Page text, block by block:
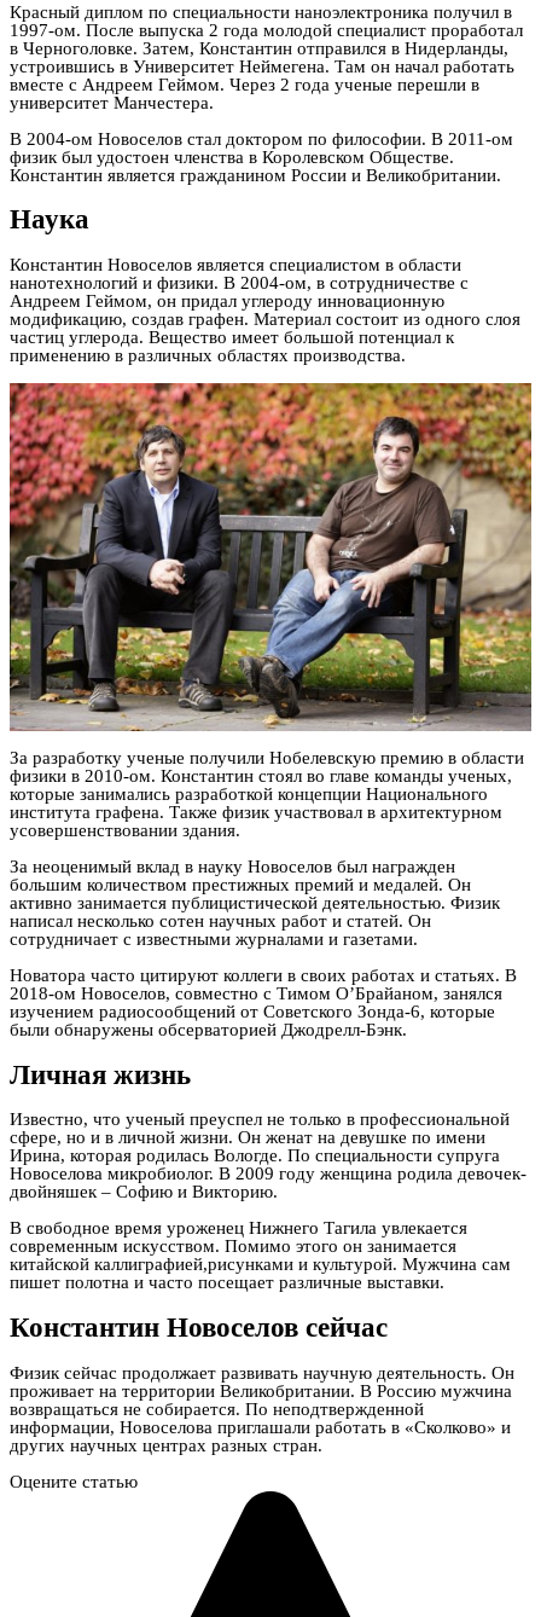
Красный диплом по специальности наноэлектроника получил в
1997-ом. После выпуска 2 года молодой специалист проработал
в Черноголовке. Затем, Константин отправился в Нидерланды,
устроившись в Университет Неймегена. Там он начал работать
вместе с Андреем Геймом. Через 2 года ученые перешли в
университет Манчестера.
В 2004-ом Новоселов стал доктором по философии. В 2011-ом
физик был удостоен членства в Королевском Обществе.
Константин является гражданином России и Великобритании.
Наука
Константин Новоселов является специалистом в области
нанотехнологий и физики. В 2004-ом, в сотрудничестве с
Андреем Геймом, он придал углероду инновационную
модификацию, создав графен. Материал состоит из одного слоя
частиц углерода. Вещество имеет большой потенциал к
применению в различных областях производства.
За разработку ученые получили Нобелевскую премию в области
физики в 2010-ом. Константин стоял во главе команды ученых,
которые занимались разработкой концепции Национального
института графена. Также физик участвовал в архитектурном
усовершенствовании здания.
За неоценимый вклад в науку Новоселов был награжден
большим количеством престижных премий и медалей. Он
активно занимается публицистической деятельностью. Физик
написал несколько сотен научных работ и статей. Он
сотрудничает с известными журналами и газетами.
Новатора часто цитируют коллеги в своих работах и статьях. В
2018-ом Новоселов, совместно с Тимом О’Брайаном, занялся
изучением радиосообщений от Советского Зонда-6, которые
были обнаружены обсерваторией Джодрелл-Бэнк.
Личная жизнь
Известно, что ученый преуспел не только в профессиональной
сфере, но и в личной жизни. Он женат на девушке по имени
Ирина, которая родилась Вологде. По специальности супруга
Новоселова микробиолог. В 2009 году женщина родила девочек-
двойняшек – Софию и Викторию.
В свободное время уроженец Нижнего Тагила увлекается
современным искусством. Помимо этого он занимается
китайской каллиграфией,рисунками и культурой. Мужчина сам
пишет полотна и часто посещает различные выставки.
Константин Новоселов сейчас
Физик сейчас продолжает развивать научную деятельность. Он
проживает на территории Великобритании. В Россию мужчина
возвращаться не собирается. По неподтвержденной
информации, Новоселова приглашали работать в «Сколково» и
других научных центрах разных стран.
Оцените статью